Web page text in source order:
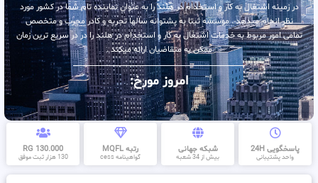
در زمینه اشتغال به کار و استخدام در هلند را به عنوان نماینده تام شما در کشور مورد
نظر انجام میدهد . موسسه ثبتا به پشتوانه سالها تجربه و کادر مجرب و متخصص
تمامی امور مربوط به خدمات اشتغال به کار و استخدام در هلند را در در سریع ترین زمان
ممکن به متقاضیان ارائه میکند .
امروز مورخ:
پاسخگویی 24H
واحد پشتیبانی
شبکه جهانی
بیش از 34 شعبه
رتبه MQFL
گواهینامه cess
130.000 RG
130 هزار ثبت موفق